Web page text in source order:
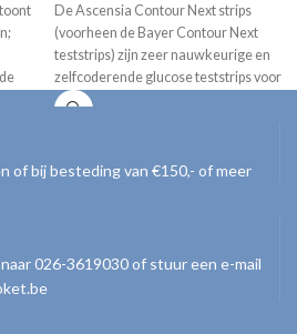
De Ascensia Contour Next strips
(voorheen de Bayer Contour Next
teststrips) zijn zeer nauwkeurige en
zelfcoderende glucose teststrips voor
het meten van de hoeveelheid glucose
meteren Contour Next One
of bij besteding van €150,- of meer
026-3619030 of stuur een e-mail